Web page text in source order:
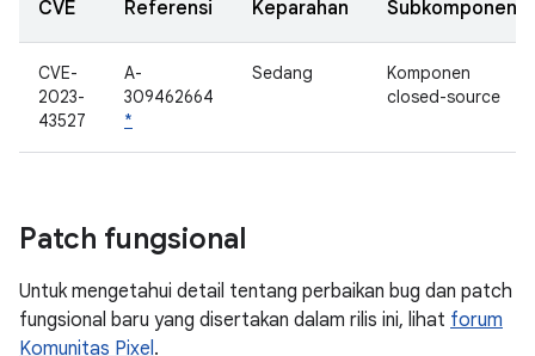
CVE Referensi Keparahan Subkomponen
CVE-
2023-
43527
A-
309462664
*
Sedang
Komponen
closed-source
Patch fungsional
Untuk mengetahui detail tentang perbaikan bug dan patch
fungsional baru yang disertakan dalam rilis ini, lihat forum
Komunitas Pixel.